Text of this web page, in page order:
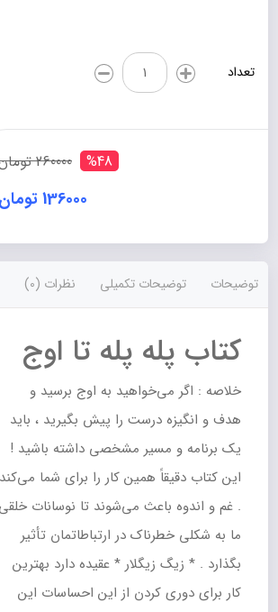
کتاب
اوج
260000 تومان
136000 تومان
توضیحات تکمیلی نظرات (0)
کتاب پله پله تا اوج
خلاصه : اگر می‌خواهید به اوج برسید و
هدف و انگیزه درست را پیش بگیرید ، باید
یک برنامه و مسیر مشخصی داشته باشید !
این کتاب دقیقاً همین کار را برای شما می‌کند
. غم و اندوه باعث می‌شوند تا نوسانات خلقی
ما به شکلی خطرناک در ارتباطاتمان تأثیر
بگذارد . * زیگ زیگلار * عقیده دارد بهترین
کار برای دوری کردن از این احساسات این